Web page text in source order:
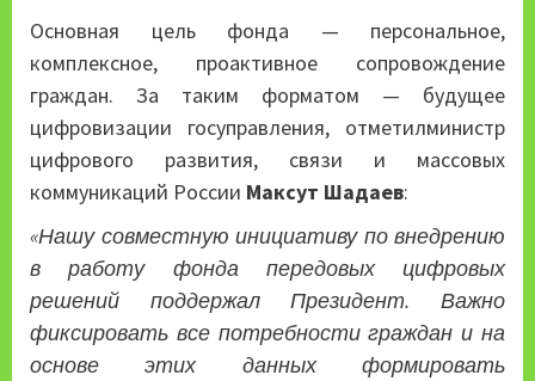
Основная цель фонда — персональное,
комплексное, проактивное сопровождение
граждан. За таким форматом — будущее
цифровизации госуправления, отметилминистр
цифрового развития, связи и массовых
коммуникаций России Максут Шадаев:
«Нашу совместную инициативу по внедрению
в работу фонда передовых цифровых
решений поддержал Президент. Важно
фиксировать все потребности граждан и на
основе этих данных формировать